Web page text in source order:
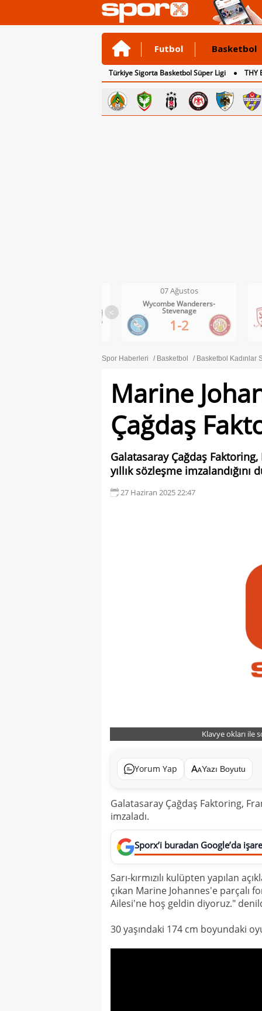
Futbol Basketbol
Türkiye Sigorta Basketbol Süper Ligi THY
<
07 Ağustos
Middlesbrough-Wrexham
1-0
Spor Haberleri Basketbol Basketbol Kadınlar
Marine
Çağdaş
Galatasaray Çağdaş
yıllık sözleşme imzalandığını
27 Haziran 2025 22:47
Klavye okları ile
Yorum Yap Yazı Boyutu
Galatasaray Çağdaş Faktoring,
imzaladı.
Sporx’i buradan Google’da
Sarı-kırmızılı kulüpten yapılan
çıkan Marine Johannes'e parçalı
Ailesi'ne hoş geldin diyoruz."
30 yaşındaki 174 cm boyundaki